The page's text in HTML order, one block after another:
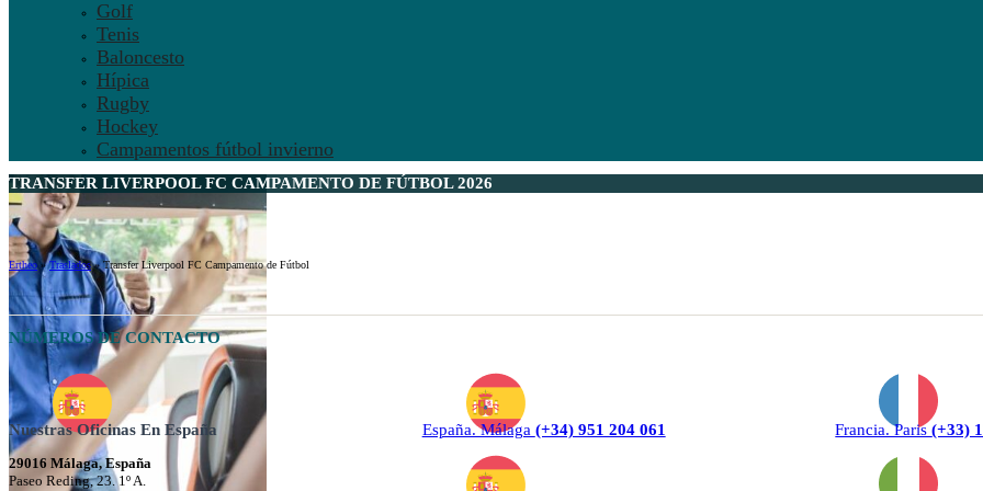
Golf
Tenis
Baloncesto
Hípica
Rugby
Hockey
Campamentos fútbol invierno
TRANSFER LIVERPOOL FC CAMPAMENTO DE FÚTBOL 2026
Ertheo »Traslados»Transfer Liverpool FC Campamento de Fútbol
NÚMEROS DE CONTACTO
Nuestras Oficinas En España
29016 Málaga, España
Paseo Reding, 23. 1º A.
España. Málaga (+34) 951 204 061 Francia. Paris(+33)